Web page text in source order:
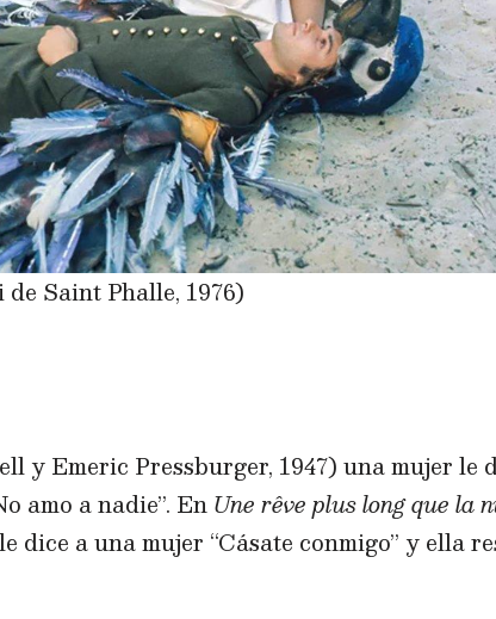
Saint Phalle, 1976)
y Emeric Pressburger, 1947) una mujer le
amo a nadie”. EnUne rêve plus long que la
dice a una mujer “Cásate conmigo” y ella